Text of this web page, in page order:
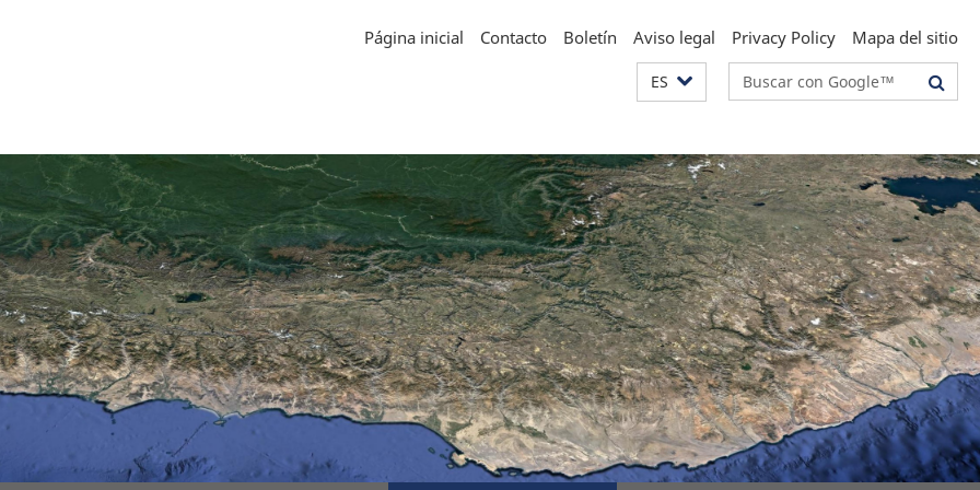
Página inicial Contacto Boletín Aviso legal Privacy Policy Mapa del sitio
ES Suchbegriffe